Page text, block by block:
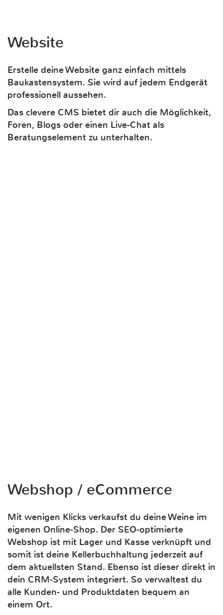
Website
Erstelle deine Website ganz einfach mittels
Baukastensystem. Sie wird auf jedem Endgerät
professionell aussehen.
Das clevere CMS bietet dir auch die Möglichkeit,
Foren, Blogs oder einen Live-Chat als
Beratungselement zu unterhalten.
Webshop / eCommerce
Mit wenigen Klicks verkaufst du deine Weine im
eigenen Online-Shop. Der SEO-optimierte
Webshop ist mit Lager und Kasse verknüpft und
somit ist deine Kellerbuchhaltung jederzeit auf
dem aktuellsten Stand. Ebenso ist dieser direkt in
dein CRM-System integriert. So verwaltest du
alle Kunden- und Produktdaten bequem an
einem Ort.